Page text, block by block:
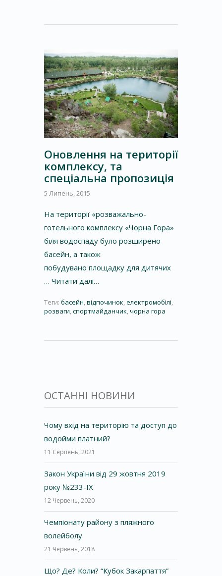
Оновлення на території
комплексу, та
спеціальна пропозиція
5 Липень, 2015
На території «розважально-
готельного комплексу «Чорна Гора»
біля водоспаду було розширено
басейн, а також
побудувано площадку для дитячих
… Читати далі…
Теги: басейн,відпочинок,електромобілі,
розваги,спортмайданчик,чорна гора
ОСТАННІ НОВИНИ
Чому вхід на територію та доступ до
водойми платний?
11 Серпень, 2021
Закон України від 29 жовтня 2019
року №233-IX
12 Червень, 2020
Чемпіонату району з пляжного
волейболу
21 Червень, 2018
Що? Де? Коли? “Кубок Закарпаття”